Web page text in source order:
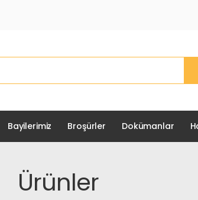
Bayilerimiz Broşürler Dokümanlar
Ürünler